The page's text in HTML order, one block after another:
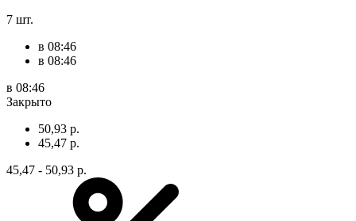
7 шт.
в 08:46
в 08:46
в 08:46
Закрыто
50,93 р.
45,47 р.
45,47 - 50,93 р.